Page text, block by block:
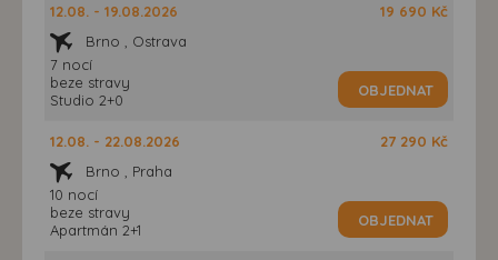
12.08. - 19.08.2026
Brno , Ostrava
7 nocí
beze stravy
Studio 2+0
19 690 Kč
OBJEDNAT
12.08. - 22.08.2026
Brno , Praha
10 nocí
beze stravy
Apartmán 2+1
27 290 Kč
OBJEDNAT